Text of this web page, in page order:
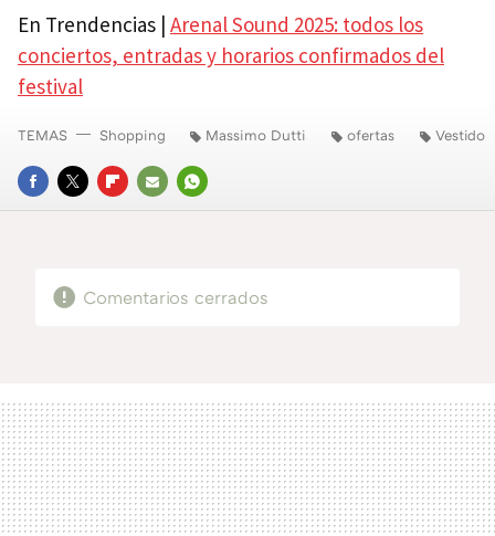
En Trendencias | Arenal Sound 2025: todos los
conciertos, entradas y horarios confirmados del
festival
FACEBOOK
TWITTERFLIPBOARD
E-
WHATSAPP
TEMAS Shopping Massimo Dutti ofertas Vestido
Comentarios cerrados